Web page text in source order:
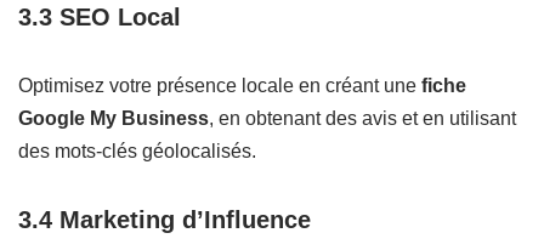
3.3 SEO Local
Optimisez votre présence locale en créant une fiche
Google My Business, en obtenant des avis et en utilisant
des mots-clés géolocalisés.
3.4 Marketing d’Influence